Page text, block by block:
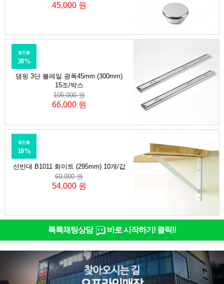
45,000 원
댐핑 3단 볼레일 광폭45mm (300mm)
15조/박스
할인률
38%
105,000 원
66,000 원
선반대 B1011 화이트 (295mm) 10개/갑
할인률
10%
60,000 원
54,000 원
톡톡채팅상담 바로 시작하기! 클릭!!